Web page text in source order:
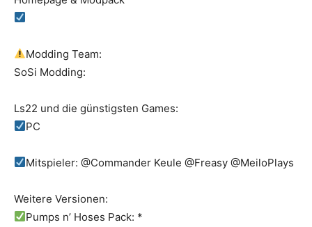
Modding Team:
SoSi Modding:
Ls22 und die günstigsten Games:
PC
Mitspieler: @Commander Keule @Freasy @MeiloPlays
Weitere Versionen:
Pumps n’ Hoses Pack: *